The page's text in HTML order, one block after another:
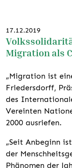
17.12.2019
Migration als
„Migration ist
Friedersdorff,
des
Vereinten
2000 ausriefen.
„Seit Anbeginn
der
Phänomen der